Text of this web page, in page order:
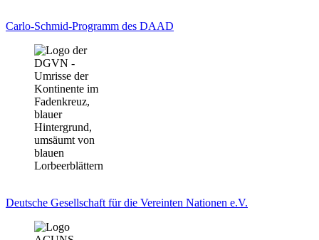
Carlo-Schmid-Programm des DAAD
Deutsche Gesellschaft für die Vereinten Nationen e.V.